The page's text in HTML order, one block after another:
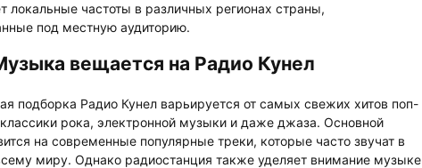
локальные частоты в различных регионах страны,
под местную аудиторию.
вещается на Радио Кунел
подборка Радио Кунел варьируется от самых свежих хитов поп-
рока, электронной музыки и даже джаза. Основной
на современные популярные треки, которые часто звучат в
миру. Однако радиостанция также уделяет внимание музыке